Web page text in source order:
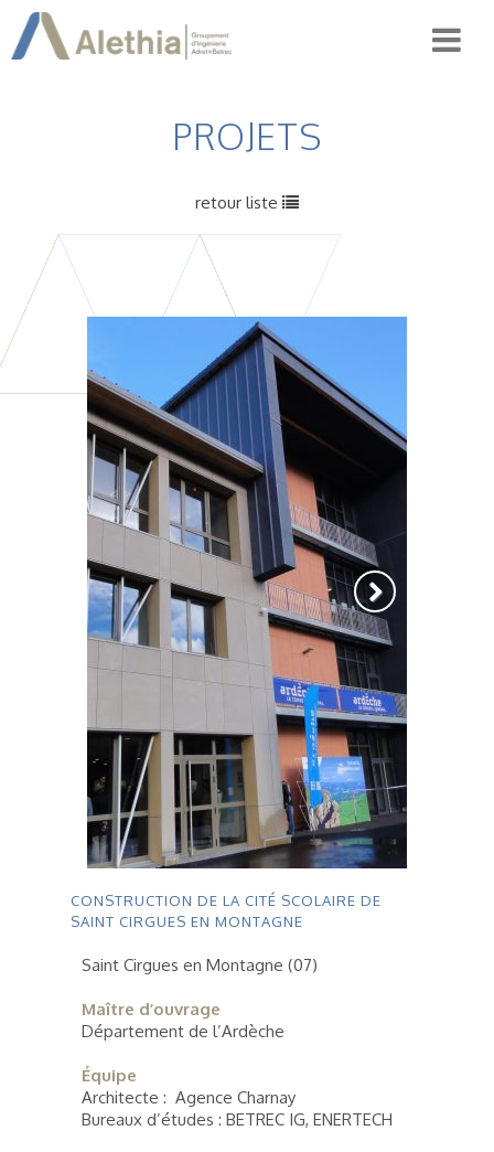
PROJETS
retour liste
CONSTRUCTION DE LA CITÉ SCOLAIRE DE
SAINT CIRGUES EN MONTAGNE
Saint Cirgues en Montagne (07)
Maître d’ouvrage
Département de l’Ardèche
Équipe
Architecte : Agence Charnay
Bureaux d’études : BETREC IG, ENERTECH